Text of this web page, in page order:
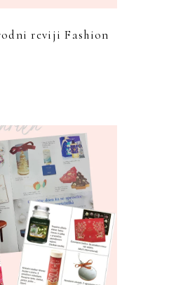
reviji Fashion